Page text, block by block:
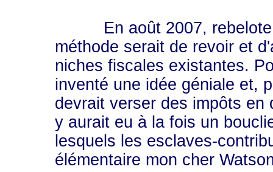
En août 2007, rebelote:
méthode serait de revoir et
niches fiscales existantes.
inventé une idée géniale et,
devrait verser des impôts en
y aurait eu à la fois un
lesquels les esclaves-
élémentaire mon cher